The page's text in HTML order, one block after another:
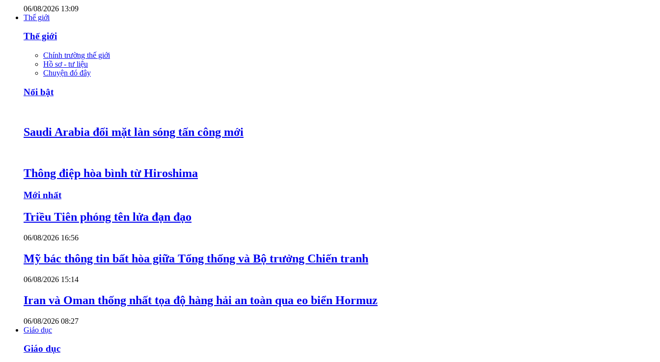
06/08/2026 13:09
Thế giới
Thế giới
Chính trường thế giới
Hồ sơ - tư liệu
Chuyện đó đây
Nổi bật
Saudi Arabia đối mặt làn sóng tấn công mới
Thông điệp hòa bình từ Hiroshima
Mới nhất
Triều Tiên phóng tên lửa đạn đạo
06/08/2026 16:56
Mỹ bác thông tin bất hòa giữa Tổng thống và Bộ trưởng Chiến tranh
06/08/2026 15:14
Iran và Oman thống nhất tọa độ hàng hải an toàn qua eo biển Hormuz
06/08/2026 08:27
Giáo dục
Giáo dục